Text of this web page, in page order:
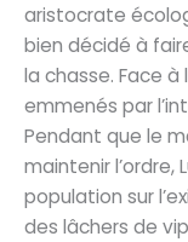
aristocrate
bien décidé à
la chasse. Face à
emmenés par
Pendant que le
maintenir
population sur
des lâchers de